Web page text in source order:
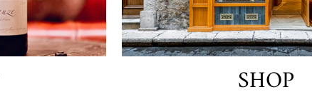
SHOP